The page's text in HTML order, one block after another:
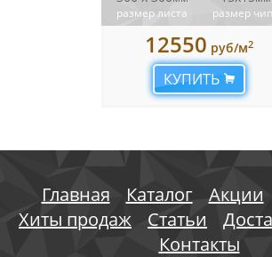
размер листа
размер
12550 руб/м2
КУПИТЬ
Главная Каталог Акции
Хиты продаж
Статьи
Контакты